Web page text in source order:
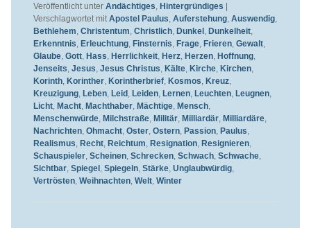
Veröffentlicht unter Andächtiges Hintergründiges |
Verschlagwortet mit Apostel Paulus Auferstehung, Auswendig,
Bethlehem Christentum Christlich, Dunkel, Dunkelheit,
Erkenntnis Erleuchtung, Finsternis Frage, Frieren, Gewalt,
Glaube, Gott, Hass Herrlichkeit, Herz, Herzen, Hoffnung,
Jenseits Jesus Jesus Christus Kälte, Kirche, Kirchen,
Korinth, Korinther, Korintherbrief, Kosmos Kreuz,
Kreuzigung, Leben, Leid, Leiden, Lernen, Leuchten, Leugnen,
Licht, Macht, Machthaber, Mächtige, Mensch,
Menschenwürde, Milchstraße, Militär, Milliardär, Milliardäre,
Nachrichten, Ohmacht, Oster, Ostern, Passion, Paulus
Realismus Recht, Reichtum Resignation, Resignieren,
Schauspieler, Scheinen, Schrecken, Schwach, Schwache,
Sichtbar, Spiegel, Spiegeln, Stärke, Unglaubwürdig,
Vertrösten, Weihnachten, Welt, Winter